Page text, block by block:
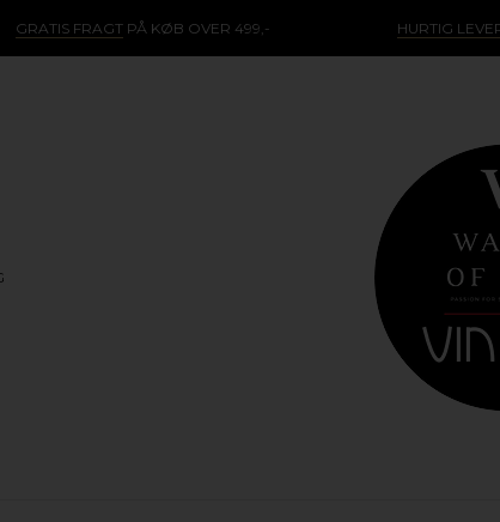
GRATIS FRAGTPÅ KØB OVER 499,- HURTIG